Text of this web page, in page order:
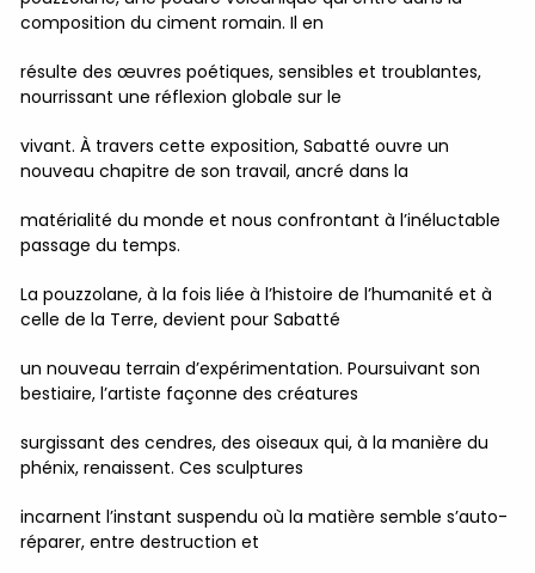
composition du ciment romain. Il en
résulte des œuvres poétiques, sensibles et troublantes,
nourrissant une réflexion globale sur le
vivant. À travers cette exposition, Sabatté ouvre un
nouveau chapitre de son travail, ancré dans la
matérialité du monde et nous confrontant à l’inéluctable
passage du temps.
La pouzzolane, à la fois liée à l’histoire de l’humanité et à
celle de la Terre, devient pour Sabatté
un nouveau terrain d’expérimentation. Poursuivant son
bestiaire, l’artiste façonne des créatures
surgissant des cendres, des oiseaux qui, à la manière du
phénix, renaissent. Ces sculptures
incarnent l’instant suspendu où la matière semble s’auto-
réparer, entre destruction et